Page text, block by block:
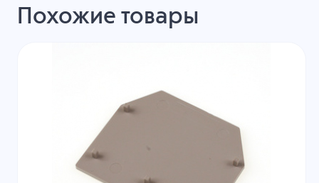
Похожие товары